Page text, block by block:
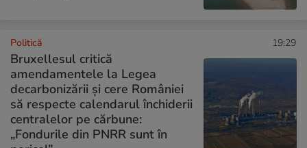
Politică 19:29
Bruxellesul critică
amendamentele la Legea
decarbonizării și cere României
să respecte calendarul închiderii
centralelor pe cărbune:
„Fondurile din PNRR sunt în